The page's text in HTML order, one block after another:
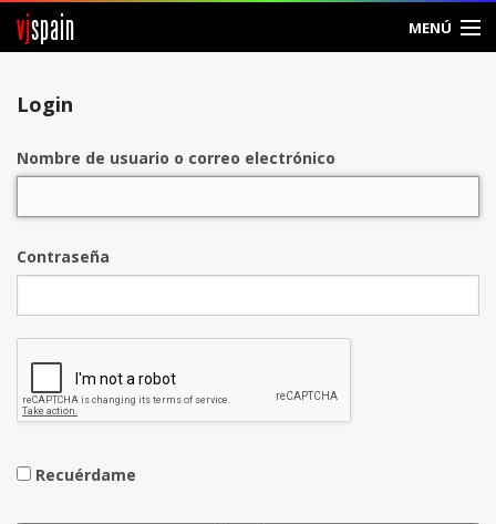
vjspain MENÚ
Login
Nombre de usuario o correo electrónico
Contraseña
Recuérdame